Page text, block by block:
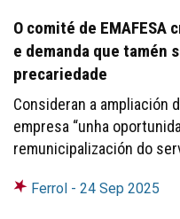
O comité de
e demanda que tamén
precariedade
Consideran a ampliación
empresa “unha
remunicipalización do
Ferrol - 24 Sep 2025